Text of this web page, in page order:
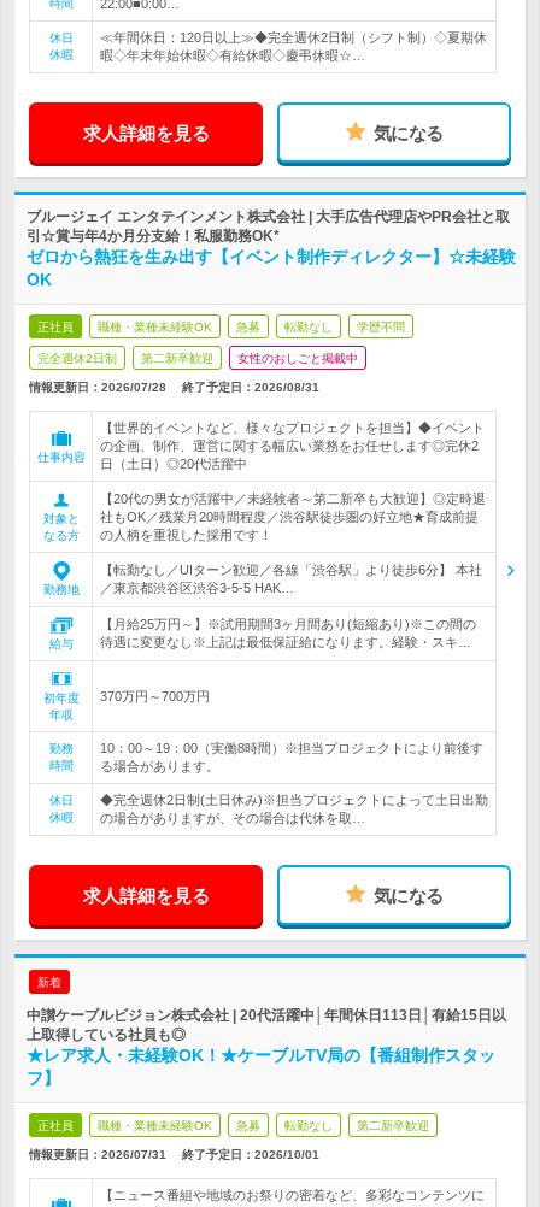
時間
22:00■0:00…
休日
休暇
≪年間休日：120日以上≫◆完全週休2日制（シフト制）◇夏期休
暇◇年末年始休暇◇有給休暇◇慶弔休暇☆…
求人詳細を見る 気になる
ブルージェイ エンタテインメント株式会社 | 大手広告代理店やPR会社と取
引☆賞与年4か月分支給！私服勤務OK*
ゼロから熱狂を生み出す【イベント制作ディレクター】☆未経験
OK
正社員 職種・業種未経験OK 急募 転勤なし 学歴不問
完全週休2日制 第二新卒歓迎 女性のおしごと掲載中
情報更新日：2026/07/28 終了予定日： 2026/08/31
仕事内容
【世界的イベントなど、様々なプロジェクトを担当】◆イベント
の企画、制作、運営に関する幅広い業務をお任せします◎完休2
日（土日）◎20代活躍中
対象と
なる方
【20代の男女が活躍中／未経験者～第二新卒も大歓迎】◎定時退
社もOK／残業月20時間程度／渋谷駅徒歩圏の好立地★育成前提
の人柄を重視した採用です！
勤務地
【転勤なし／UIターン歓迎／各線「渋谷駅」より徒歩6分】 本社
／東京都渋谷区渋谷3-5-5 HAK…
給与
【月給25万円～】※試用期間3ヶ月間あり(短縮あり)※この間の
待遇に変更なし※上記は最低保証給になります。経験・スキ…
初年度
年収
370万円～700万円
勤務
時間
10：00～19：00（実働8時間）※担当プロジェクトにより前後す
る場合があります。
休日
休暇
◆完全週休2日制(土日休み)※担当プロジェクトによって土日出勤
の場合がありますが、その場合は代休を取…
求人詳細を見る 気になる
新着
中讃ケーブルビジョン株式会社 | 20代活躍中│年間休日113日│有給15日以
上取得している社員も◎
★レア求人・未経験OK！★ケーブルTV局の【番組制作スタッ
フ】
正社員 職種・業種未経験OK 急募 転勤なし 第二新卒歓迎
情報更新日：2026/07/31 終了予定日： 2026/10/01
【ニュース番組や地域のお祭りの密着など、多彩なコンテンツに